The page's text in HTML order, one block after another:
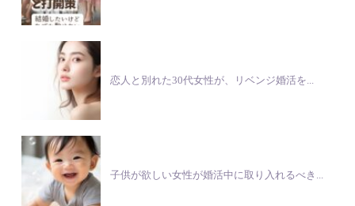
恋人と別れた30代女性が、リベンジ婚活を...
子供が欲しい女性が婚活中に取り入れるべき...